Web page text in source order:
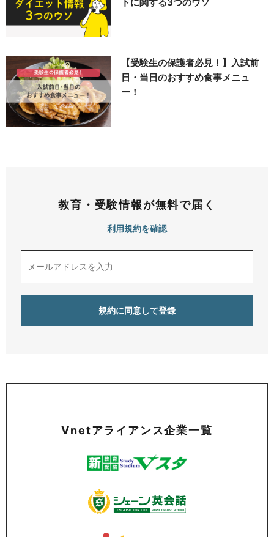
【受験生の保護者必見！】入試前
日・当日のおすすめ食事メニュ
ー！
教育・受験情報が無料で届く
利用規約を確認
Vnetアライアンス企業一覧